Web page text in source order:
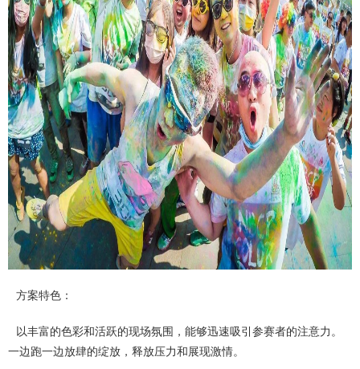
方案特色：
以丰富的色彩和活跃的现场氛围，能够迅速吸引参赛者的注意力。
一边跑一边放肆的绽放，释放压力和展现激情。